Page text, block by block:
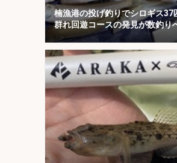
楠漁港の投げ釣りでシロギス37
群れ回遊コースの発見が数釣り